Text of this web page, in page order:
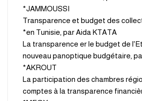
JAMMOUSSI*
.Transparence et budget des
en Tunisie, par Aida KTATA*
.La transparence er le budget de
nouveau panoptique budgétaire,
AKROUT*
.La participation des chambres
comptes à la transparence